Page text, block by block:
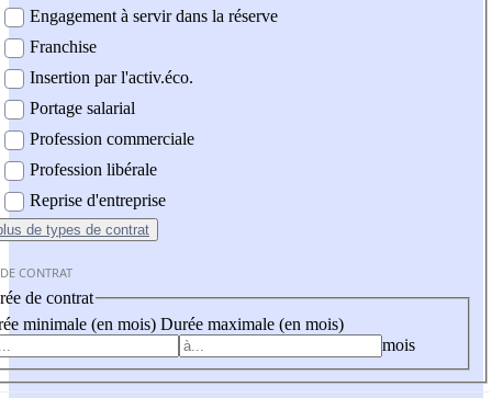
Engagement à servir dans la réserve
Franchise
Insertion par l'activ.éco.
Portage salarial
Profession commerciale
Profession libérale
Reprise d'entreprise
de types de contrat
CONTRAT
de contrat
minimale (en mois) Durée maximale (en mois)
mois